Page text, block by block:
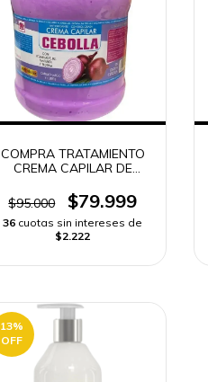
COMPRA TRATAMIENTO
CREMA CAPILAR DE
RÁPIDO
$95.000 $79.999
36 cuotas sin intereses de
$2.222
13%
OFF